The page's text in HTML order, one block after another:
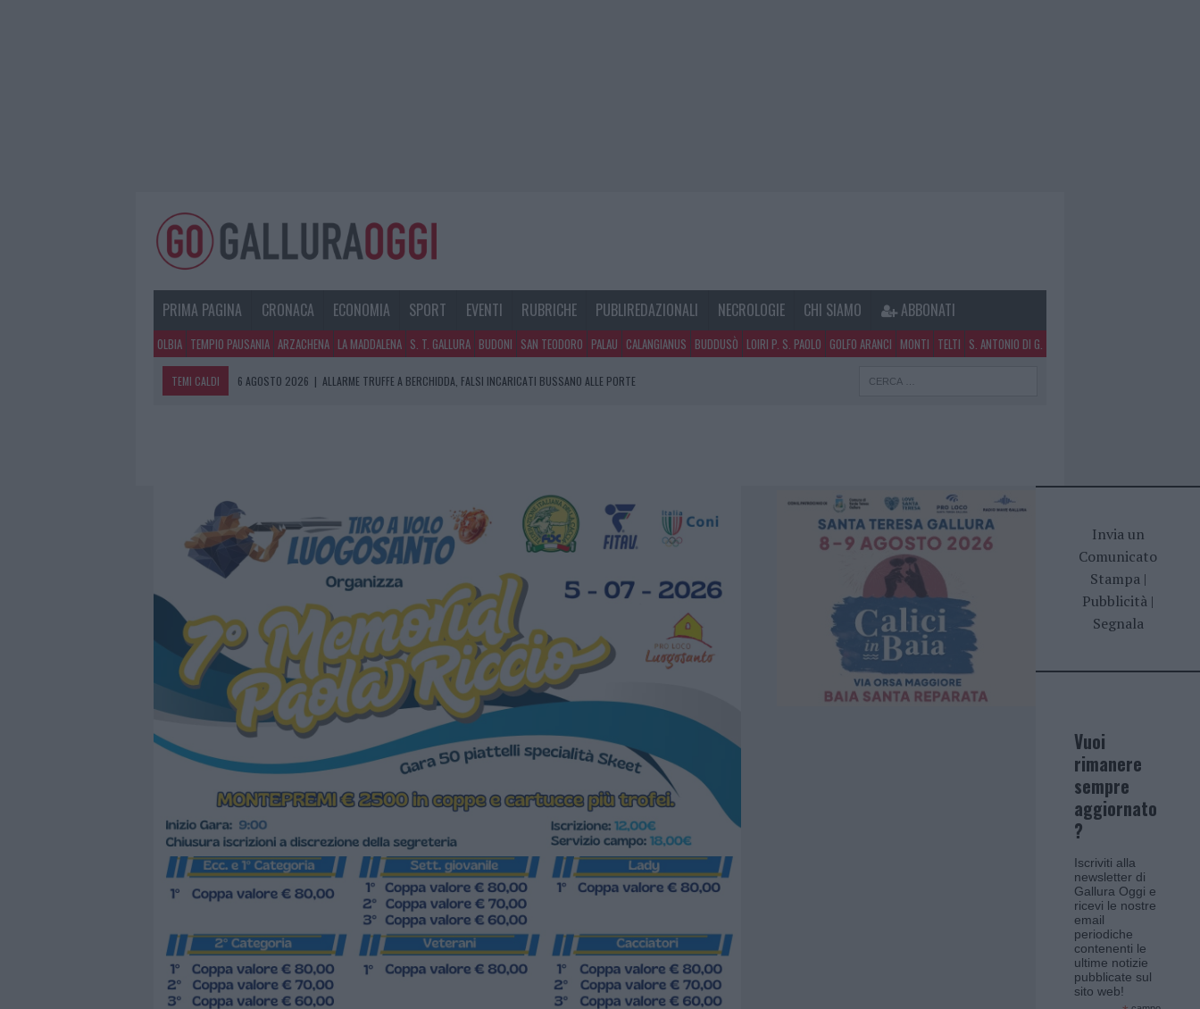
PRIMA PAGINA CRONACA ECONOMIA SPORT EVENTI RUBRICHE PUBLIREDAZIONALI NECROLOGIE CHI SIAMO ABBONATI
OLBIA TEMPIO PAUSANIA ARZACHENA LA MADDALENA S. T. GALLURA BUDONI SAN TEODORO PALAU CALANGIANUS BUDDUSÒ LOIRI P. S. PAOLO GOLFO ARANCI MONTI TELTI S. ANTONIO DI G.
TEMI CALDI 6 AGOSTO 2026 | NOTRE-DAME DE PARIS CONQUISTA OLBIA, LA PRIMA AL MOLO BRIN È UN SUCCESSO
6 AGOSTO 2026
ALLARME TRUFFE A BERCHIDDA, FALSI INCARICATI BUSSANO ALLE PORTE
Invia un
Comunicato
Stampa|
Pubblicità |
Segnala
Vuoi
rimanere
sempre
aggiornato
?
Iscriviti alla
newsletter di
Gallura Oggi e
ricevi le nostre
email
periodiche
contenenti le
ultime notizie
pubblicate sul
sito web!